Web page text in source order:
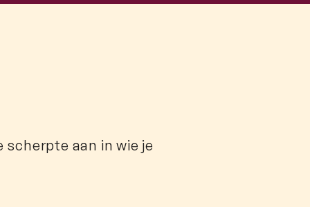
scherpte aan in wie je